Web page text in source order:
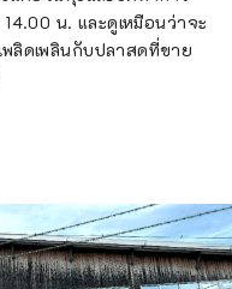
น. และดูเหมือนว่าจะ
ลิดเพลินกับปลาสดที่ขาย